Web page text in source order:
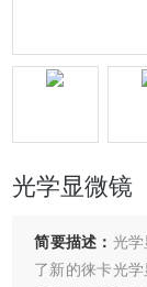
光学显微镜
简要描述： 光
了新的徕卡光